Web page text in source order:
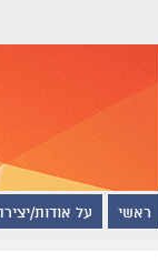
ראשי על אודות/